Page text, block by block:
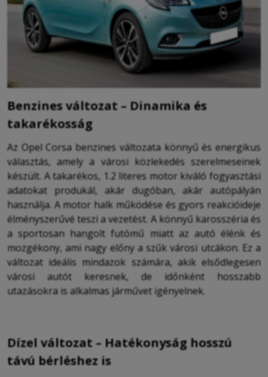
Benzines változat – Dinamika és
takarékosság
Az Opel Corsa benzines változata könnyű és energikus
választás, amely a városi közlekedés szerelmeseinek
készült. A takarékos, 1.2 literes motor kiváló fogyasztási
adatokat produkál, akár dugóban, akár autópályán
használja. A motor halk működése és gyors reakcióideje
élményszerűvé teszi a vezetést. A könnyű karosszéria és
a sportosan hangolt futómű miatt az autó élénk és
mozgékony, ami nagy előny a szűk városi utcákon. Ez a
változat ideális mindazok számára, akik elsődlegesen
városi autót keresnek, de időnként hosszabb
utazásokra is alkalmas járművet igényelnek.
Dízel változat – Hatékonyság hosszú
távú bérléshez is